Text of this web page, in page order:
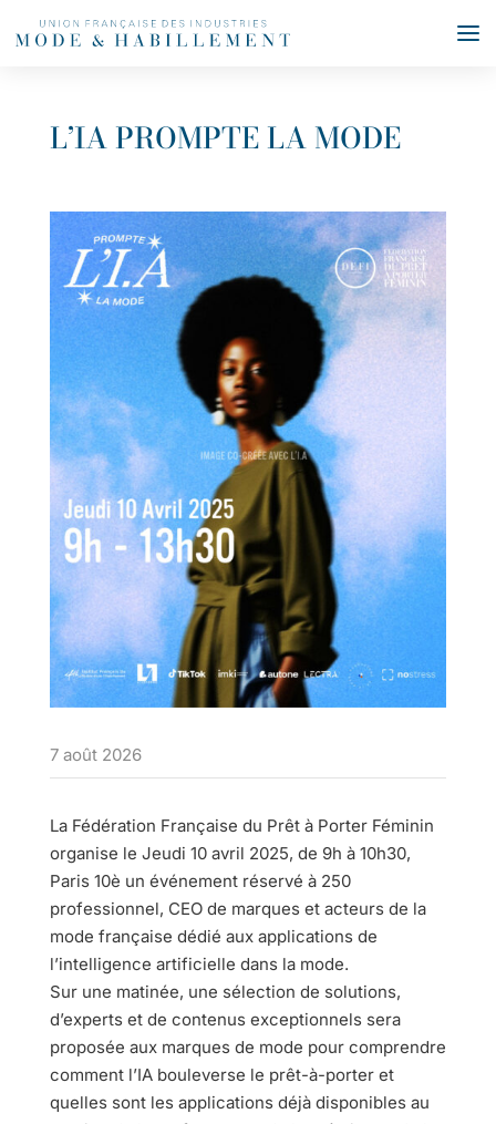
L’IA PROMPTE LA MODE
7 août 2026
La Fédération Française du Prêt à Porter Féminin
organise le Jeudi 10 avril 2025, de 9h à 10h30,
Paris 10è un événement réservé à 250
professionnel, CEO de marques et acteurs de la
mode française dédié aux applications de
l’intelligence artificielle dans la mode.
Sur une matinée, une sélection de solutions,
d’experts et de contenus exceptionnels sera
proposée aux marques de mode pour comprendre
comment l’IA bouleverse le prêt-à-porter et
quelles sont les applications déjà disponibles au